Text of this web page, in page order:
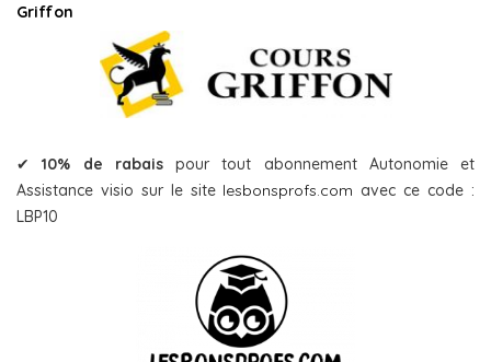
Griffon
✔10% de rabaispour tout abonnement Autonomie et
Assistance visio sur le site lesbonsprofs.com avec ce code :
LBP10